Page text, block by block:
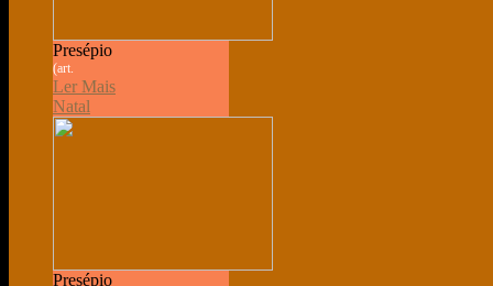
Presépio
(art.
Ler Mais
Natal
Presépio